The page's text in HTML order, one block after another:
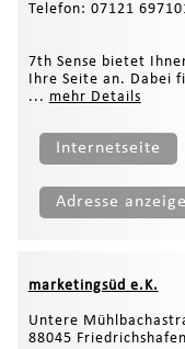
Telefon: 07121
7th Sense bietet
Ihre Seite an. Dabei
... mehr Details
Internetseite
Adresse
marketingsüd e.K.
Untere
88045 Friedrichshafen